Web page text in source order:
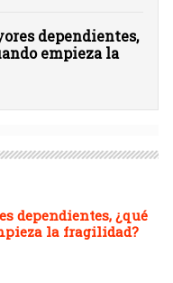
dependientes,
empieza la
dependientes, ¿qué
la fragilidad?